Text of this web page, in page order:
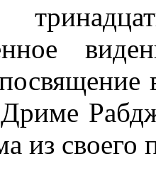
из своего